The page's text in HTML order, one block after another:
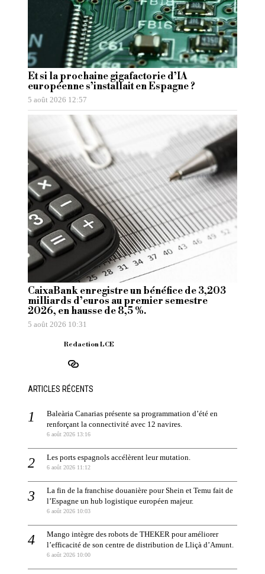
Et si la prochaine gigafactorie d’IA
européenne s’installait en Espagne ?
5 août 2026 12:57
CaixaBank enregistre un bénéfice de 3,203
milliards d’euros au premier semestre
2026, en hausse de 8,5 %.
5 août 2026 10:31
Redaction LCE
ARTICLES RÉCENTS
Baleària Canarias présente sa programmation d’été en
renforçant la connectivité avec 12 navires.
6 août 2026 13:16
Les ports espagnols accélèrent leur mutation.
6 août 2026 11:12
La fin de la franchise douanière pour Shein et Temu fait de
l’Espagne un hub logistique européen majeur.
6 août 2026 10:03
Mango intègre des robots de THEKER pour améliorer
l’efficacité de son centre de distribution de Lliçà d’Amunt.
6 août 2026 10:00